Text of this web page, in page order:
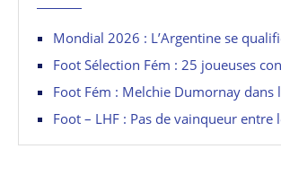
Mondial 2026 : L’Argentine se
Foot Sélection Fém : 25 joueuses
Foot Fém : Melchie Dumornay dans
Foot – LHF : Pas de vainqueur entre